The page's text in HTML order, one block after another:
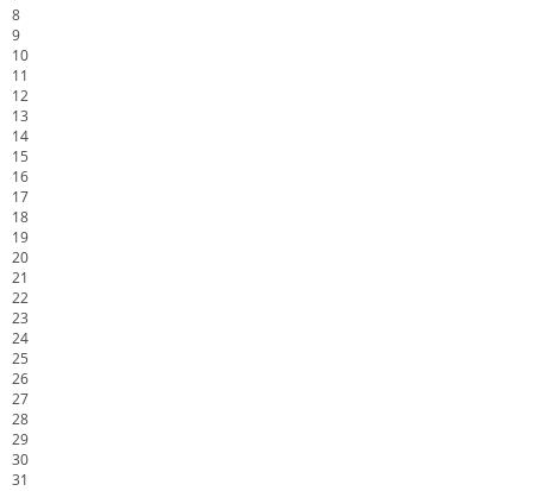
8
9
10
11
12
13
14
15
16
17
18
19
20
21
22
23
24
25
26
27
28
29
30
31